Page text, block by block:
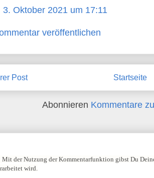
3. Oktober 2021 um 17:11
veröffentlichen
Post Startseite
Abonnieren Kommentare
Mit der Nutzung der Kommentarfunktion gibst Du
wird.